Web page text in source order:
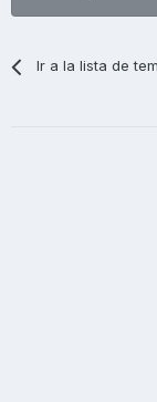
Ir a la lista de